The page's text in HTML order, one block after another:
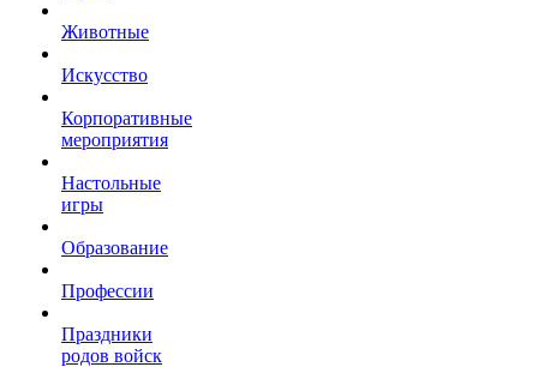
Животные
Искусство
Корпоративные
мероприятия
Настольные
игры
Образование
Профессии
Праздники
родов войск